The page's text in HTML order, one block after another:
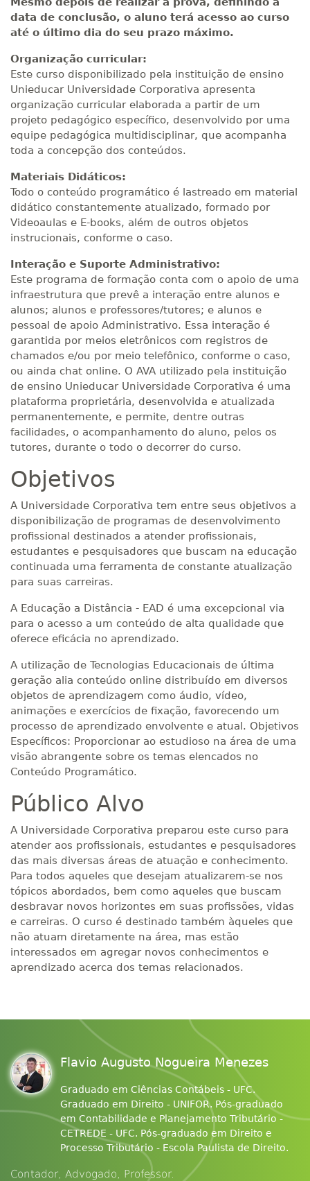
data de conclusão, o aluno terá acesso ao curso
até o último dia do seu prazo máximo.
Organização curricular:
Este curso disponibilizado pela instituição de ensino
Unieducar Universidade Corporativa apresenta
organização curricular elaborada a partir de um
projeto pedagógico específico, desenvolvido por uma
equipe pedagógica multidisciplinar, que acompanha
toda a concepção dos conteúdos.
Materiais Didáticos:
Todo o conteúdo programático é lastreado em material
didático constantemente atualizado, formado por
Videoaulas e E-books, além de outros objetos
instrucionais, conforme o caso.
Interação e Suporte Administrativo:
Este programa de formação conta com o apoio de uma
infraestrutura que prevê a interação entre alunos e
alunos; alunos e professores/tutores; e alunos e
pessoal de apoio Administrativo. Essa interação é
garantida por meios eletrônicos com registros de
chamados e/ou por meio telefônico, conforme o caso,
ou ainda chat online. O AVA utilizado pela instituição
de ensino Unieducar Universidade Corporativa é uma
plataforma proprietária, desenvolvida e atualizada
permanentemente, e permite, dentre outras
facilidades, o acompanhamento do aluno, pelos os
tutores, durante o todo o decorrer do curso.
Objetivos
A Universidade Corporativa tem entre seus objetivos a
disponibilização de programas de desenvolvimento
profissional destinados a atender profissionais,
estudantes e pesquisadores que buscam na educação
continuada uma ferramenta de constante atualização
para suas carreiras.
A Educação a Distância - EAD é uma excepcional via
para o acesso a um conteúdo de alta qualidade que
oferece eficácia no aprendizado.
A utilização de Tecnologias Educacionais de última
geração alia conteúdo online distribuído em diversos
objetos de aprendizagem como áudio, vídeo,
animações e exercícios de fixação, favorecendo um
processo de aprendizado envolvente e atual. Objetivos
Específicos: Proporcionar ao estudioso na área de uma
visão abrangente sobre os temas elencados no
Conteúdo Programático.
Público Alvo
A Universidade Corporativa preparou este curso para
atender aos profissionais, estudantes e pesquisadores
das mais diversas áreas de atuação e conhecimento.
Para todos aqueles que desejam atualizarem-se nos
tópicos abordados, bem como aqueles que buscam
desbravar novos horizontes em suas profissões, vidas
e carreiras. O curso é destinado também àqueles que
não atuam diretamente na área, mas estão
interessados em agregar novos conhecimentos e
aprendizado acerca dos temas relacionados.
Flavio Augusto Nogueira Menezes
Graduado em Ciências Contábeis - UFC.
Graduado em Direito - UNIFOR. Pós-graduado
em Contabilidade e Planejamento Tributário -
CETREDE - UFC. Pós-graduado em Direito e
Processo Tributário - Escola Paulista de Direito.
Contador, Advogado, Professor.